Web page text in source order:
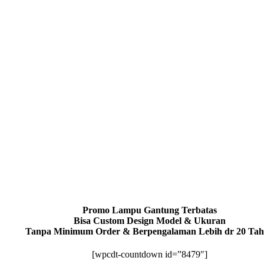
Promo Lampu Gantung Terbatas
Bisa Custom Design Model & Ukuran
Tanpa Minimum Order & Berpengalaman Lebih dr 20
[wpcdt-countdown id=”8479″]